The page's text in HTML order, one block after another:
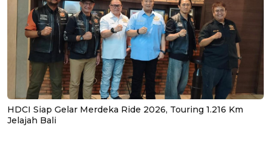
HDCI Siap Gelar Merdeka Ride 2026, Touring 1.216 Km
Jelajah Bali